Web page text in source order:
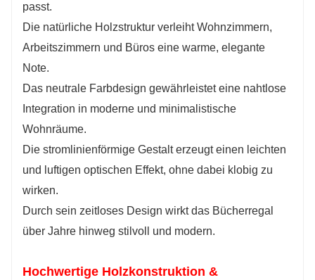
passt.
Die natürliche Holzstruktur verleiht Wohnzimmern,
Arbeitszimmern und Büros eine warme, elegante
Note.
Das neutrale Farbdesign gewährleistet eine nahtlose
Integration in moderne und minimalistische
Wohnräume.
Die stromlinienförmige Gestalt erzeugt einen leichten
und luftigen optischen Effekt, ohne dabei klobig zu
wirken.
Durch sein zeitloses Design wirkt das Bücherregal
über Jahre hinweg stilvoll und modern.
Hochwertige Holzkonstruktion &